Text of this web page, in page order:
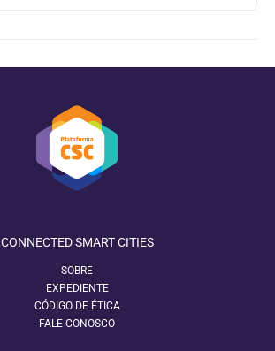
CONNECTED SMART CITIES
SOBRE
EXPEDIENTE
CÓDIGO DE ÉTICA
FALE CONOSCO